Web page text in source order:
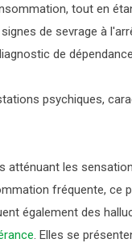
tout en
de sevrage à
de dépendance
psychiques,
atténuant les
fréquente, ce
également des
. Elles se